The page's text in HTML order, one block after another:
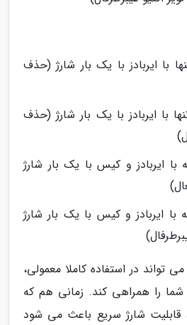
با ایربادز با یک بار شارژ (حذف
با ایربادز با یک بار شارژ (حذف
با ایربادز و کیس با یک بار شارژ
با ایربادز و کیس با یک بار شارژ
تواند در استفاده کاملا معمولی،
را همراهی کند. زمانی هم که
قابلیت شارژ سریع باعث می شود